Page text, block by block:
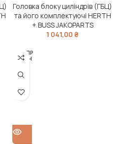
-19, Kia (вир-во Jakopart
Головка блоку циліндрів (ГБЦ)
та його комплектуючі HERTH
+ BUSS JAKOPARTS
1 041,00 ₴
РОЗПР
ОДАН